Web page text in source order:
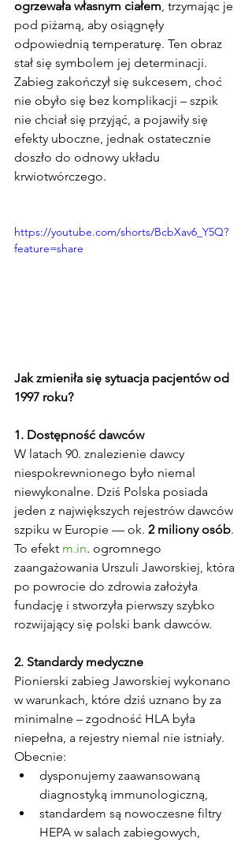
ogrzewała własnym ciałem, trzymając je
pod piżamą, aby osiągnęły
odpowiednią temperaturę. Ten obraz
stał się symbolem jej determinacji.
Zabieg zakończył się sukcesem, choć
nie obyło się bez komplikacji – szpik
nie chciał się przyjąć, a pojawiły się
efekty uboczne, jednak ostatecznie
doszło do odnowy układu
krwiotwórczego.
https://youtube.com/shorts/BcbXav6_Y5Q?
feature=share
Jak zmieniła się sytuacja pacjentów od
1997 roku?
1. Dostępność dawców
W latach 90. znalezienie dawcy
niespokrewnionego było niemal
niewykonalne. Dziś Polska posiada
jeden z największych rejestrów dawców
szpiku w Europie — ok. 2 miliony osób.
To efekt m.in. ogromnego
zaangażowania Urszuli Jaworskiej, która
po powrocie do zdrowia założyła
fundację i stworzyła pierwszy szybko
rozwijający się polski bank dawców.
2. Standardy medyczne
Pionierski zabieg Jaworskiej wykonano
w warunkach, które dziś uznano by za
minimalne – zgodność HLA była
niepełna, a rejestry niemal nie istniały.
Obecnie:
dysponujemy zaawansowaną
diagnostyką immunologiczną,
standardem są nowoczesne filtry
HEPA w salach zabiegowych,